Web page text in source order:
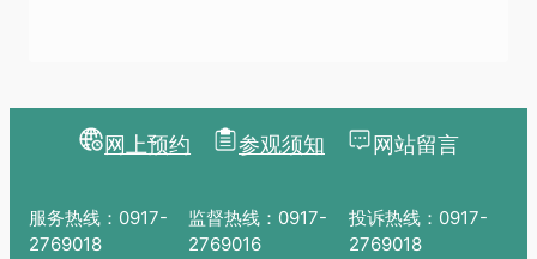
网上预约 参观须知 网站留言
服务热线：0917-
2769018
监督热线：0917-
2769016
投诉热线：0917-
2769018